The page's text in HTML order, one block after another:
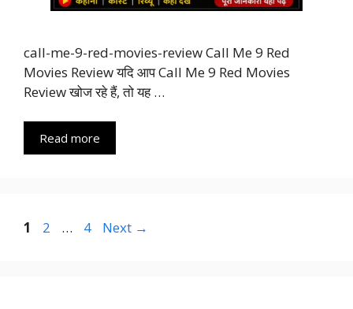
call-me-9-red-movies-review Call Me 9 Red
Movies Review यदि आप Call Me 9 Red Movies
Review खोज रहे हैं, तो यह …
Read more
Page
1 Page
2 … Page
4 Next →